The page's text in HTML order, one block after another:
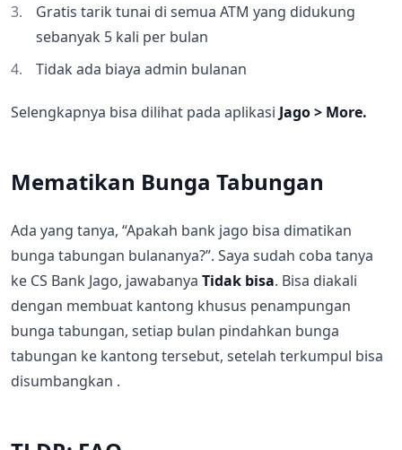
Gratis tarik tunai di semua ATM yang didukung
sebanyak 5 kali per bulan
Tidak ada biaya admin bulanan
Selengkapnya bisa dilihat pada aplikasi Jago > More.
Mematikan Bunga Tabungan
Ada yang tanya, “Apakah bank jago bisa dimatikan
bunga tabungan bulananya?”. Saya sudah coba tanya
ke CS Bank Jago, jawabanya Tidak bisa. Bisa diakali
dengan membuat kantong khusus penampungan
bunga tabungan, setiap bulan pindahkan bunga
tabungan ke kantong tersebut, setelah terkumpul bisa
disumbangkan .